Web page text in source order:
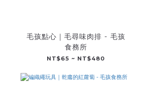
毛孩點心｜毛尋味肉排 - 毛孩
食務所
NT$65 ~ NT$480